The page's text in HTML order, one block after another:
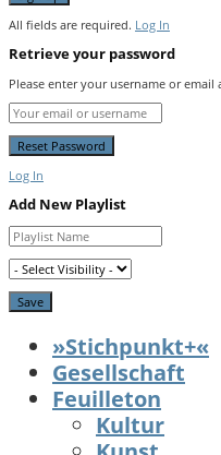
All fields are required. Log In
Retrieve your password
Please enter your username or
Log In
Add New Playlist
»Stichpunkt+«
Gesellschaft
Feuilleton
Kultur